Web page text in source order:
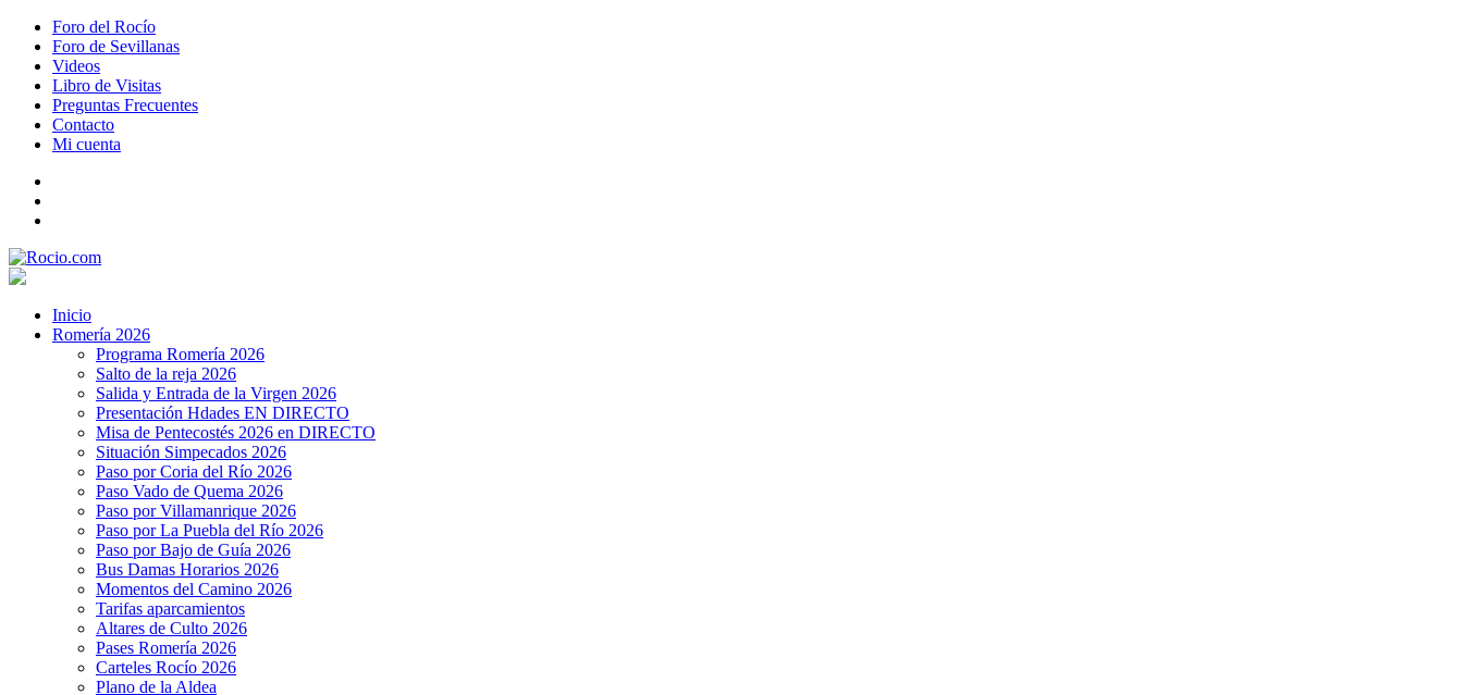
Foro del Rocío
Foro de Sevillanas
Videos
Libro de Visitas
Preguntas Frecuentes
Contacto
Mi cuenta
Inicio
Romería 2026
Programa Romería 2026
Salto de la reja 2026
Salida y Entrada de la Virgen 2026
Presentación Hdades EN DIRECTO
Misa de Pentecostés 2026 en DIRECTO
Situación Simpecados 2026
Paso por Coria del Río 2026
Paso Vado de Quema 2026
Paso por Villamanrique 2026
Paso por La Puebla del Río 2026
Paso por Bajo de Guía 2026
Bus Damas Horarios 2026
Momentos del Camino 2026
Tarifas aparcamientos
Altares de Culto 2026
Pases Romería 2026
Carteles Rocío 2026
Plano de la Aldea